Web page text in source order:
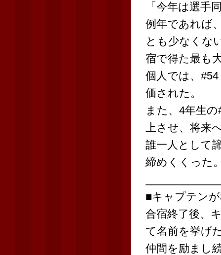
「今年は選手
例年であれば
とも少なくな
宿で得た最も
個人では、
価された。
また、4年生
上させ、将来
誰一人として
締めくくった
■キャプテン
合宿終了後、
て名前を挙げ
仲間を励まし